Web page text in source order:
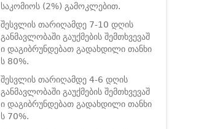
საკომიოს (2%) გამოკლებით.
შესვლის თარიღამდე 7-10 დღის
განმავლობაში გაუქმების შემთხვევაშ
ი დაგიბრუნდებათ გადახდილი თანხი
ს 80%.
შესვლის თარიღამდე 4-6 დღის
განმავლობაში გაუქმების შემთხვევაშ
ი დაგიბრუნდებათ გადახდილი თანხი
ს 70%.